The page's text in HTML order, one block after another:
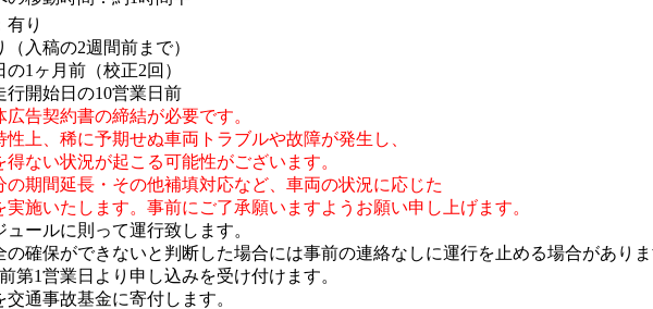
有り
入稿の2週間前まで）
1ヶ月前（校正2回）
行開始日の10営業日前
告契約書の締結が必要です。
上、稀に予期せぬ車両トラブルや故障が発生し、
ない状況が起こる可能性がございます。
期間延長・その他補填対応など、車両の状況に応じた
施いたします。事前にご了承願いますようお願い申し上げます。
ールに則って運行致します。
確保ができないと判断した場合には事前の連絡なしに運行を止める場合があり
第1営業日より申し込みを受け付けます。
通事故基金に寄付します。